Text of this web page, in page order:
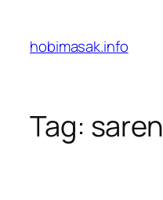
content
hobimasak.info
Tag: saren